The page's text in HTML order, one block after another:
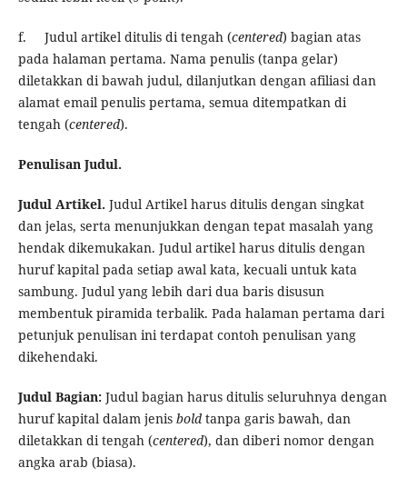
f. Judul artikel ditulis di tengah (centered) bagian atas
pada halaman pertama. Nama penulis (tanpa gelar)
diletakkan di bawah judul, dilanjutkan dengan afiliasi dan
alamat email penulis pertama, semua ditempatkan di
tengah (centered).
Penulisan Judul.
Judul Artikel. Judul Artikel harus ditulis dengan singkat
dan jelas, serta menunjukkan dengan tepat masalah yang
hendak dikemukakan. Judul artikel harus ditulis dengan
huruf kapital pada setiap awal kata, kecuali untuk kata
sambung. Judul yang lebih dari dua baris disusun
membentuk piramida terbalik. Pada halaman pertama dari
petunjuk penulisan ini terdapat contoh penulisan yang
dikehendaki.
Judul Bagian:Judul bagian harus ditulis seluruhnya dengan
huruf kapital dalam jenis bold tanpa garis bawah, dan
diletakkan di tengah (centered), dan diberi nomor dengan
angka arab (biasa).